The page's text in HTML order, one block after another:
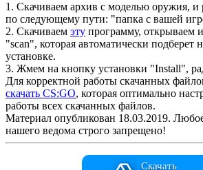
1. Скачиваем архив с моделью оружия, и
по следующему пути: "папка с вашей
2. Скачиваем эту программу, открываем
"scan", которая автоматически подберет
установке.
3. Жмем на кнопку установки "Install",
Для корректной работы скачанных
скачать CS:GO, которая оптимально
работы всех скачанных файлов.
Материал опубликован 18.03.2019.
нашего ведома строго запрещено!
Скачать